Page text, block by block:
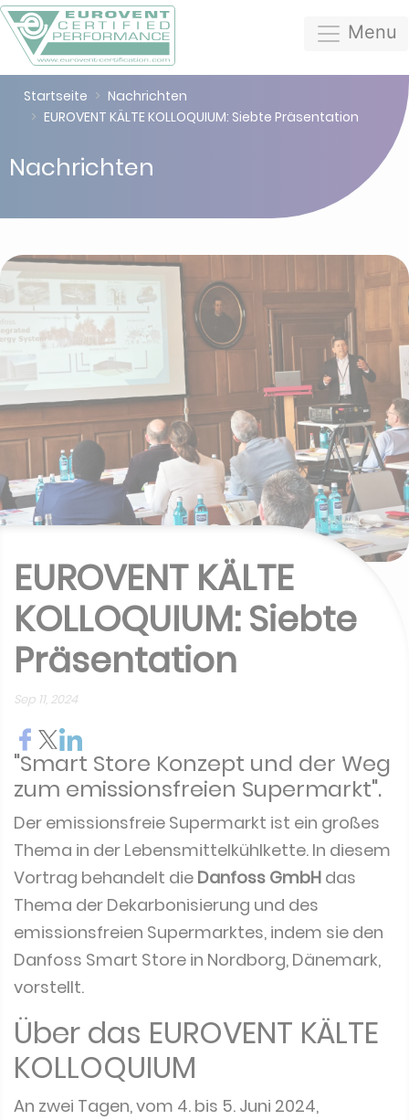
Menu
Startseite
Nachrichten
EUROVENT KÄLTE KOLLOQUIUM: Siebte Präsentation
Nachrichten
EUROVENT KÄLTE
KOLLOQUIUM: Siebte
Präsentation
Sep 11, 2024
"Smart Store Konzept und der Weg
zum emissionsfreien Supermarkt".
Der emissionsfreie Supermarkt ist ein großes
Thema in der Lebensmittelkühlkette. In diesem
Vortrag behandelt die Danfoss GmbH das
Thema der Dekarbonisierung und des
emissionsfreien Supermarktes, indem sie den
Danfoss Smart Store in Nordborg, Dänemark,
vorstellt.
Über das EUROVENT KÄLTE
KOLLOQUIUM
An zwei Tagen, vom 4. bis 5. Juni 2024,